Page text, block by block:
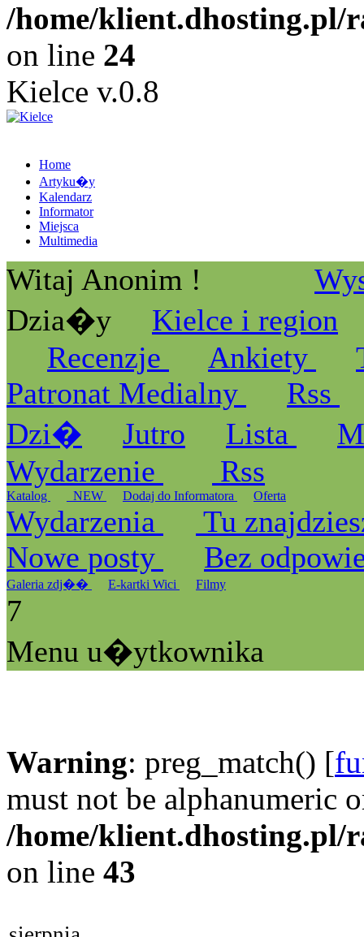
/home/klient.dhosting.pl/
on line 24
Kielce v.0.8
Home
Artyku�y
Kalendarz
Informator
Miejsca
Multimedia
Witaj Anonim !
Dzia�y
Kielce i region
Recenzje
Ankiety
Patronat Medialny
Rss
Dzi�
Jutro Lista
Wydarzenie
Rss
Katalog _NEW Dodaj do Informatora Oferta
Wydarzenia
Tu
Nowe posty
Bez
Galeria zdj�� E-kartki Wici Filmy
7
Menu u�ytkownika
Warning: preg_match() [
must not be alphanumeric
/home/klient.dhosting.pl/
on line 43